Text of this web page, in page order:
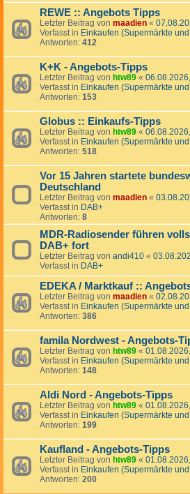
REWE :: Angebots Tipps
Letzter Beitrag von maadien «
Verfasst in Einkaufen (Supermärkte
Antworten: 412
K+K - Angebots-Tipps
Letzter Beitrag von htw89 «
Verfasst in Einkaufen (Supermärkte
Antworten: 153
Globus :: Einkaufs-Tipps
Letzter Beitrag von htw89 «
Verfasst in Einkaufen (Supermärkte
Antworten: 518
Vor 15 Jahren startete
Deutschland
Letzter Beitrag von maadien «
Verfasst in DAB+
Antworten: 8
MDR-Radiosender führen
DAB+ fort
Letzter Beitrag von andi410 «
Verfasst in DAB+
EDEKA / Marktkauf ::
Letzter Beitrag von maadien «
Verfasst in Einkaufen (Supermärkte
Antworten: 386
famila Nordwest - Angebots-
Letzter Beitrag von htw89 «
Verfasst in Einkaufen (Supermärkte
Antworten: 148
Aldi Nord - Angebots-Tipps
Letzter Beitrag von htw89 «
Verfasst in Einkaufen (Supermärkte
Antworten: 199
Kaufland - Angebots-Tipps
Letzter Beitrag von htw89 «
Verfasst in Einkaufen (Supermärkte
Antworten: 200